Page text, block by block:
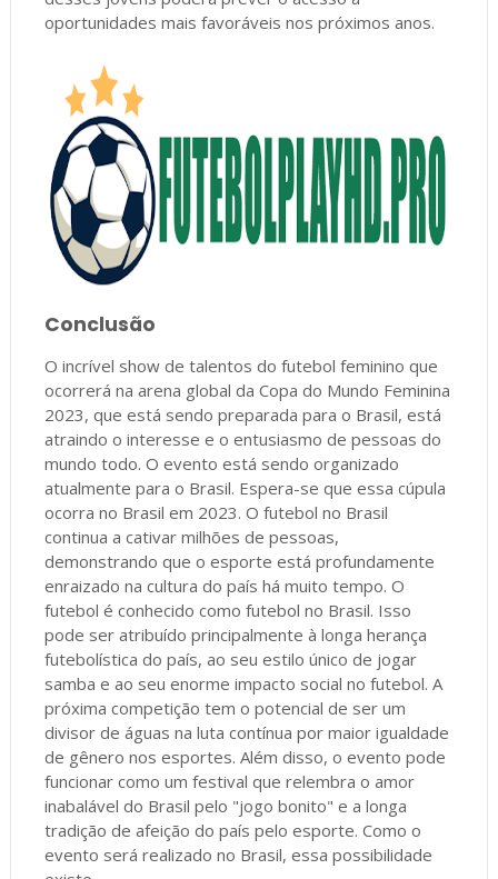
oportunidades mais favoráveis nos próximos anos.
Conclusão
O incrível show de talentos do futebol feminino que
ocorrerá na arena global da Copa do Mundo Feminina
2023, que está sendo preparada para o Brasil, está
atraindo o interesse e o entusiasmo de pessoas do
mundo todo. O evento está sendo organizado
atualmente para o Brasil. Espera-se que essa cúpula
ocorra no Brasil em 2023. O futebol no Brasil
continua a cativar milhões de pessoas,
demonstrando que o esporte está profundamente
enraizado na cultura do país há muito tempo. O
futebol é conhecido como futebol no Brasil. Isso
pode ser atribuído principalmente à longa herança
futebolística do país, ao seu estilo único de jogar
samba e ao seu enorme impacto social no futebol. A
próxima competição tem o potencial de ser um
divisor de águas na luta contínua por maior igualdade
de gênero nos esportes. Além disso, o evento pode
funcionar como um festival que relembra o amor
inabalável do Brasil pelo "jogo bonito" e a longa
tradição de afeição do país pelo esporte. Como o
evento será realizado no Brasil, essa possibilidade